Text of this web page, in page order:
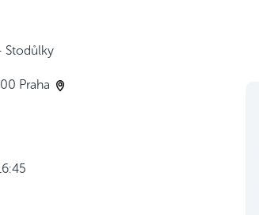
Stodůlky
Praha